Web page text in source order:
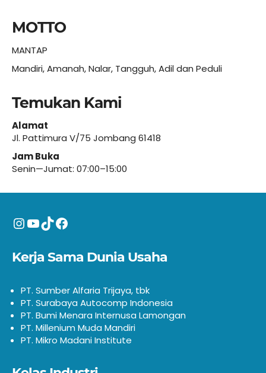
MOTTO
MANTAP
Mandiri, Amanah, Nalar, Tangguh, Adil dan Peduli
Temukan Kami
Alamat
Jl. Pattimura V/75 Jombang 61418
Jam Buka
Senin—Jumat: 07:00–15:00
Instagram
YouTube
TikTokFacebook
Kerja Sama Dunia Usaha
PT. Sumber Alfaria Trijaya, tbk
PT. Surabaya Autocomp Indonesia
PT. Bumi Menara Internusa Lamongan
PT. Millenium Muda Mandiri
PT. Mikro Madani Institute